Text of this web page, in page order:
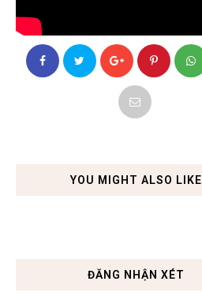
YOU MIGHT ALSO LIKE
ĐĂNG NHẬN XÉT